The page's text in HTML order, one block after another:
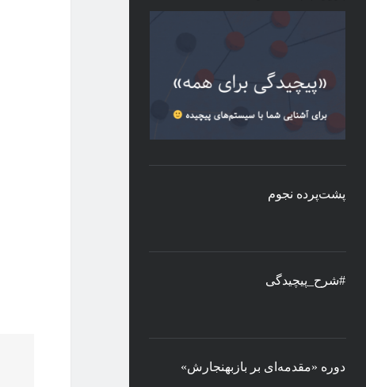
پشت‌پرده نجوم
#شرح_پیچیدگی
دوره «مقدمه‌ای بر بازبهنجارش»